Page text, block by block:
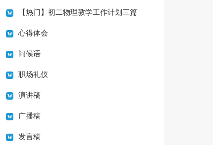
【热门】初二物理教学工作计划三篇
心得体会
问候语
职场礼仪
演讲稿
广播稿
发言稿